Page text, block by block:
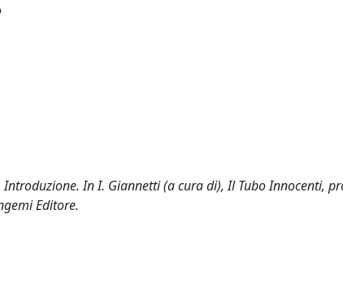
Introduzione. In I. Giannetti (a cura di), Il Tubo Innocenti,
Editore.